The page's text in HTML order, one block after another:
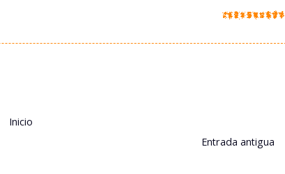
Entrada antigua
Inicio